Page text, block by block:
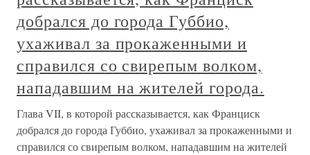
добрался до города Губбио,
ухаживал за прокаженными и
справился со свирепым волком,
нападавшим на жителей города.
Глава VII, в которой рассказывается, как Франциск
добрался до города Губбио, ухаживал за прокаженными и
справился со свирепым волком, нападавшим на жителей